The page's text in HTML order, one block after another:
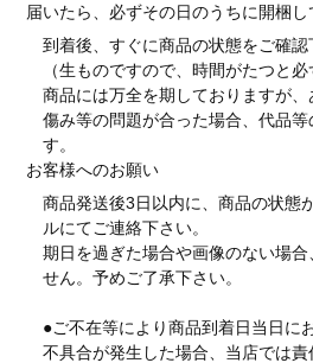
届いたら、必ずその日のうちに開梱し
到着後、すぐに商品の状態をご確認
（生ものですので、時間がたつと必
商品には万全を期しておりますが
傷み等の問題が合った場合、代品等
す。
お客様へのお願い
商品発送後3日以内に、商品の状態
ルにてご連絡下さい。
期日を過ぎた場合や画像のない場
せん。予めご了承下さい。
●ご不在等により商品到着日当日に
不具合が発生した場合、当店では責